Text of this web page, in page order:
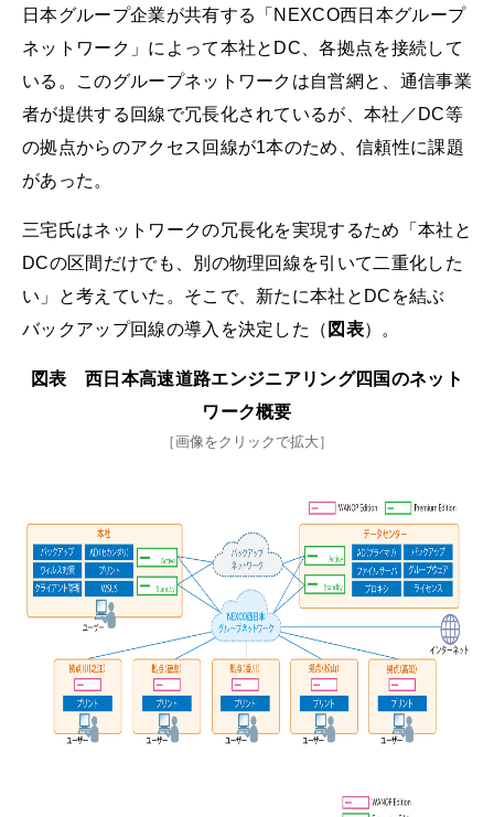
日本グループ企業が共有する「NEXCO西日本グループ
ネットワーク」によって本社とDC、各拠点を接続して
いる。このグループネットワークは自営網と、通信事業
者が提供する回線で冗長化されているが、本社／DC等
の拠点からのアクセス回線が1本のため、信頼性に課題
があった。
三宅氏はネットワークの冗長化を実現するため「本社と
DCの区間だけでも、別の物理回線を引いて二重化した
い」と考えていた。そこで、新たに本社とDCを結ぶ
バックアップ回線の導入を決定した（ 図表）。
図表 西日本高速道路エンジニアリング四国のネット
ワーク概要
［画像をクリックで拡大］